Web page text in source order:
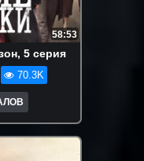
58:53
5 серия
70.3K